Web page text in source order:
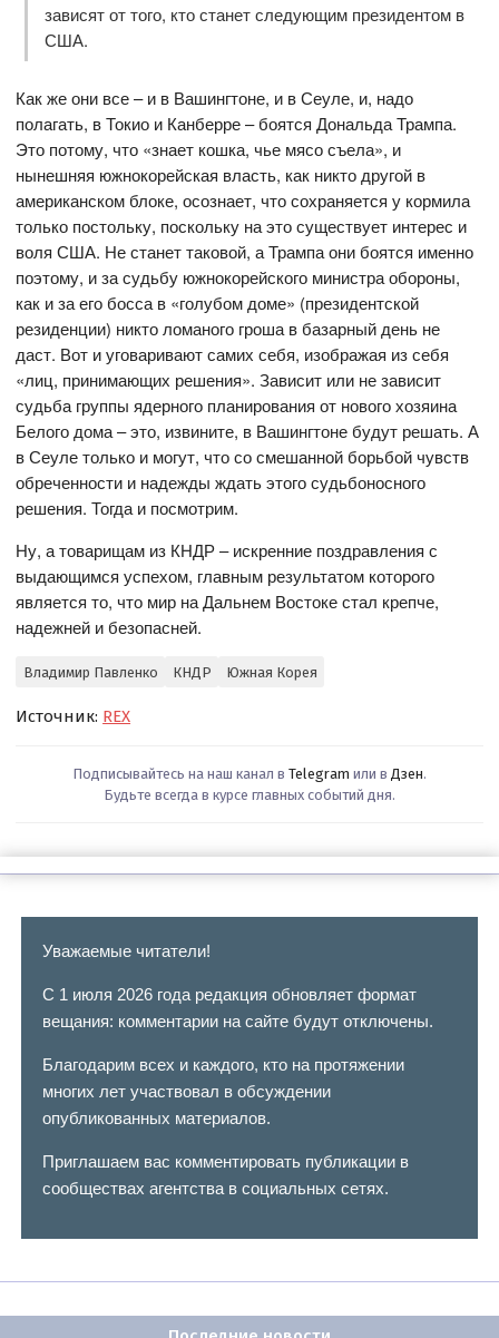
зависят от того, кто станет следующим президентом в
США.
Как же они все – и в Вашингтоне, и в Сеуле, и, надо
полагать, в Токио и Канберре – боятся Дональда Трампа.
Это потому, что «знает кошка, чье мясо съела», и
нынешняя южнокорейская власть, как никто другой в
американском блоке, осознает, что сохраняется у кормила
только постольку, поскольку на это существует интерес и
воля США. Не станет таковой, а Трампа они боятся именно
поэтому, и за судьбу южнокорейского министра обороны,
как и за его босса в «голубом доме» (президентской
резиденции) никто ломаного гроша в базарный день не
даст. Вот и уговаривают самих себя, изображая из себя
«лиц, принимающих решения». Зависит или не зависит
судьба группы ядерного планирования от нового хозяина
Белого дома – это, извините, в Вашингтоне будут решать. А
в Сеуле только и могут, что со смешанной борьбой чувств
обреченности и надежды ждать этого судьбоносного
решения. Тогда и посмотрим.
Ну, а товарищам из КНДР – искренние поздравления с
выдающимся успехом, главным результатом которого
является то, что мир на Дальнем Востоке стал крепче,
надежней и безопасней.
Владимир Павленко КНДР Южная Корея
Источник: REX
Подписывайтесь на наш канал в Telegram или в Дзен.
Будьте всегда в курсе главных событий дня.
Уважаемые читатели!
С 1 июля 2026 года редакция обновляет формат
вещания: комментарии на сайте будут отключены.
Благодарим всех и каждого, кто на протяжении
многих лет участвовал в обсуждении
опубликованных материалов.
Приглашаем вас комментировать публикации в
сообществах агентства в социальных сетях.